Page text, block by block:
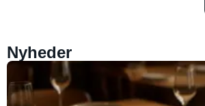
Nyheder